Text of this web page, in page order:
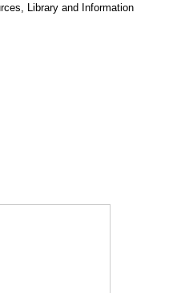
Library and Information